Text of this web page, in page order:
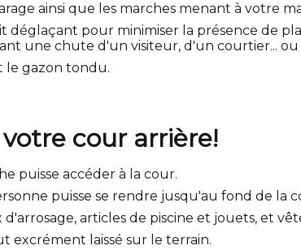
ainsi que les marches menant à votre
pour minimiser la présence de
une chute d'un visiteur, d'un courtier...
le gazon tondu.
cour arrière!
puisse accéder à la cour.
puisse se rendre jusqu'au fond de la
articles de piscine et jouets, et
excrément laissé sur le terrain.